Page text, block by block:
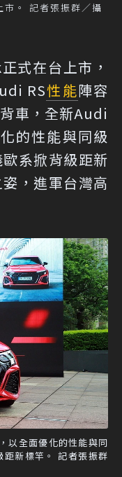
。 記者張振群／攝
式在台上市，
RS性能陣容
車，全新Audi
的性能與同級
系掀背級距新
，進軍台灣高
以全面優化的性能與同
新標竿。 記者張振群